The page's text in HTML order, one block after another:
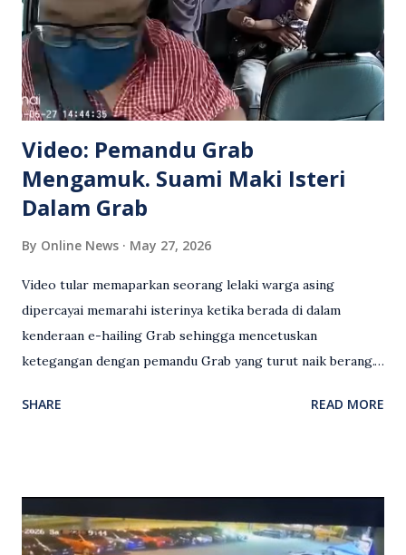
Video: Pemandu Grab
Mengamuk. Suami Maki Isteri
Dalam Grab
By Online News May 27, 2026
Video tular memaparkan seorang lelaki warga asing
dipercayai memarahi isterinya ketika berada di dalam
kenderaan e-hailing Grab sehingga mencetuskan
ketegangan dengan pemandu Grab yang turut naik berang.
antara seorang lelaki warga asing dengan pemandu Grab
Grab bertindak mempertahankan wanita terbabit sebelum
berlaku pertikaman lidah antara kedua-dua pihak. Video
SHARE READ MORE